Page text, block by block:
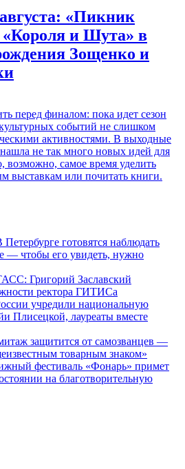
«Пикник
и Шута» в
Зощенко и
перед финалом: пока идет сезон
событий не слишком
активностями. В выходные
не так много новых идей для
возможно, самое время уделить
выставкам или почитать книги.
Петербурге готовятся наблюдать
— чтобы его увидеть, нужно
Григорий Заславский
ректора ГИТИСа
учредили национальную
Плисецкой, лауреаты вместе
защитится от самозванцев —
товарным знаком»
фестиваль «Фонарь» примет
на благотворительную